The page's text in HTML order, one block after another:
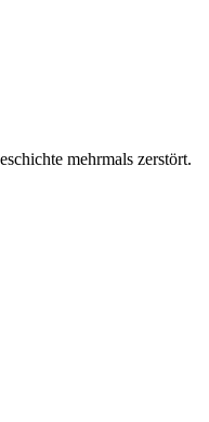
mehrmals zerstört.